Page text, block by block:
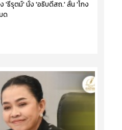
'ธีรุตม์' นั่ง 'อธิบดีสถ.' ลั่น 'โกง
ด